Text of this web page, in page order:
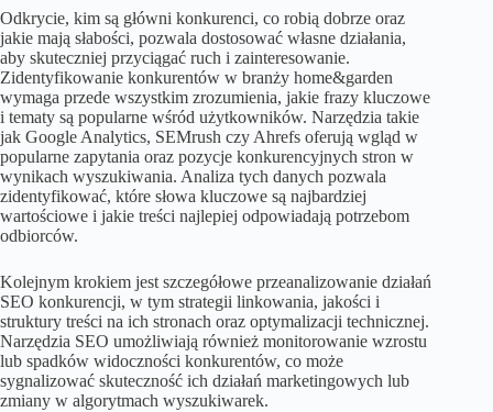
Odkrycie, kim są główni konkurenci, co robią dobrze oraz
jakie mają słabości, pozwala dostosować własne działania,
aby skuteczniej przyciągać ruch i zainteresowanie.
Zidentyfikowanie konkurentów w branży home&garden
wymaga przede wszystkim zrozumienia, jakie frazy kluczowe
i tematy są popularne wśród użytkowników. Narzędzia takie
jak Google Analytics, SEMrush czy Ahrefs oferują wgląd w
popularne zapytania oraz pozycje konkurencyjnych stron w
wynikach wyszukiwania. Analiza tych danych pozwala
zidentyfikować, które słowa kluczowe są najbardziej
wartościowe i jakie treści najlepiej odpowiadają potrzebom
odbiorców.
Kolejnym krokiem jest szczegółowe przeanalizowanie działań
SEO konkurencji, w tym strategii linkowania, jakości i
struktury treści na ich stronach oraz optymalizacji technicznej.
Narzędzia SEO umożliwiają również monitorowanie wzrostu
lub spadków widoczności konkurentów, co może
sygnalizować skuteczność ich działań marketingowych lub
zmiany w algorytmach wyszukiwarek.